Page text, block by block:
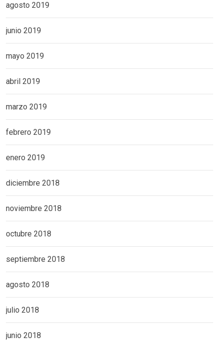
agosto 2019
junio 2019
mayo 2019
abril 2019
marzo 2019
febrero 2019
enero 2019
diciembre 2018
noviembre 2018
octubre 2018
septiembre 2018
agosto 2018
julio 2018
junio 2018